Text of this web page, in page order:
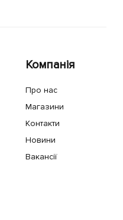
Компанія
Про нас
Магазини
Контакти
Новини
Вакансії